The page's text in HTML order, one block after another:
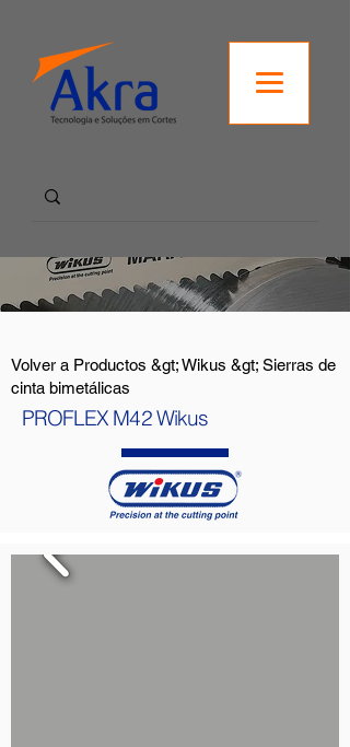
Volver a Productos &gt; Wikus &gt; Sierras de
cinta bimetálicas
PROFLEX M42 Wikus